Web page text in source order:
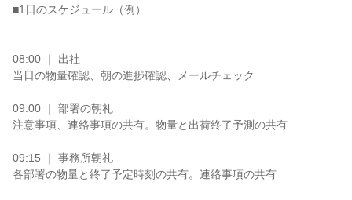
■1日のスケジュール（例）
――――――――――――――――――――
08:00 ｜ 出社
当日の物量確認、朝の進捗確認、メールチェック
09:00 ｜ 部署の朝礼
注意事項、連絡事項の共有。物量と出荷終了予測の共有
09:15 ｜ 事務所朝礼
各部署の物量と終了予定時刻の共有。連絡事項の共有